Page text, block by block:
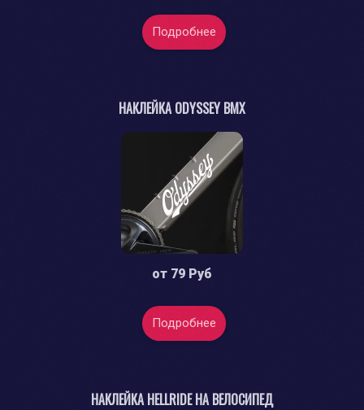
Подробнее
НАКЛЕЙКА ODYSSEY BMX
от 79 Руб
Подробнее
НАКЛЕЙКА HELLRIDE НА ВЕЛОСИПЕД